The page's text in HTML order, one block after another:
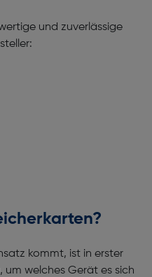
und zuverlässige
kommt, ist in erster
um welches Gerät es sich